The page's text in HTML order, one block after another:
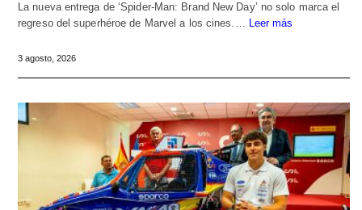
La nueva entrega de ‘Spider-Man: Brand New Day’ no solo marca el
regreso del superhéroe de Marvel a los cines.… Leer más
3 agosto, 2026